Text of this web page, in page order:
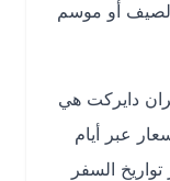
أو موسم
هي
أيام
السفر